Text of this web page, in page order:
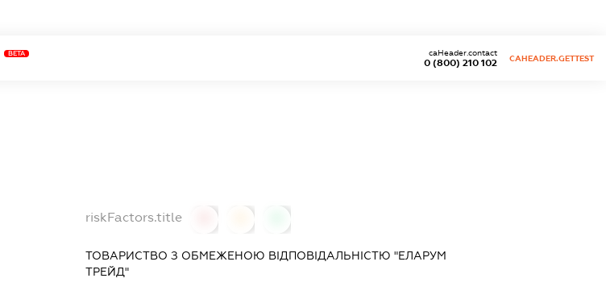
BETA
0 (800) 210 102
caHeader.contact
CAHEADER.GETTEST
riskFactors.title
ТОВАРИСТВО З ОБМЕЖЕНОЮ ВІДПОВІДАЛЬНІСТЮ "ЕЛАРУМ
ТРЕЙД"